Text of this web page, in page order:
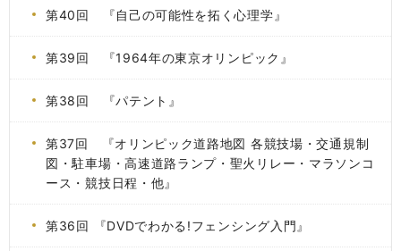
第40回 『自己の可能性を拓く心理学』
第39回 『1964年の東京オリンピック』
第38回 『パテント』
第37回 『オリンピック道路地図 各競技場・交通規制
図・駐車場・高速道路ランプ・聖火リレー・マラソンコ
ース・競技日程・他』
第36回 『DVDでわかる!フェンシング入門』